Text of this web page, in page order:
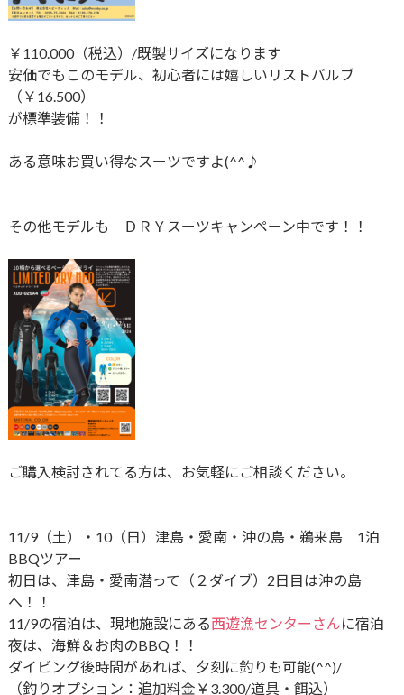
￥110.000（税込）/既製サイズになります
安価でもこのモデル、初心者には嬉しいリストバルブ
（￥16.500）
が標準装備！！
ある意味お買い得なスーツですよ(^^♪
その他モデルも ＤＲＹスーツキャンペーン中です！！
ご購入検討されてる方は、お気軽にご相談ください。
11/9（土）・10（日）津島・愛南・沖の島・鵜来島 1泊
BBQツアー
初日は、津島・愛南潜って（２ダイブ）2日目は沖の島
へ！！
11/9の宿泊は、現地施設にある西遊漁センターさんに宿泊
夜は、海鮮＆お肉のBBQ！！
ダイビング後時間があれば、夕刻に釣りも可能(^^)/
（釣りオプション：追加料金￥3.300/道具・餌込）